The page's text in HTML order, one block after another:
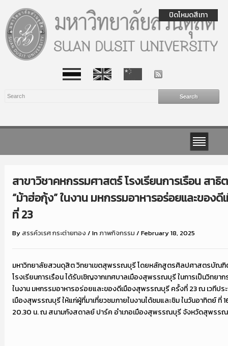
สาขาวิชาคหกรรมศาสตร์ โรงเรียนการเรือน สาธิ
“ม้าฮ่อกุ้ง” ในงาน มหกรรมอาหารอร่อยและของ
ที่ 23
Byสรรค์วเรศ กระต่ายทอง / Inภาพกิจกรรม / February 18, 2025
มหาวิทยาลัยสวนดุสิต วิทยาเขตสุพรรณบุรี โดยหลักสูตรศิลปศาสตรบัณฑิ
โรงเรียนการเรือน ได้รับเชิญจากเทศบาลเมืองสุพรรณบุรี ในการเป็นวิทยาก
ในงาน มหกรรมอาหารอร่อยและของดีเมืองสุพรรณบุรี ครั้งที่ 23 ณ เวทีปร
เมืองสุพรรณบุรี ให้แก่ผู้ที่มาเที่ยวชมภายในงานได้ชมและชิม ในวันอาทิตย์ ที่
20.30 น. ณ สนามกังสดาลย์ ปาร์ค อำเภอเมืองสุพรรณบุรี จังหวัดสุพรร
ปิดโหมดสีเทา